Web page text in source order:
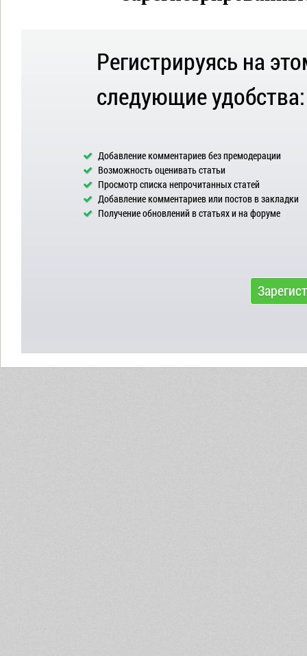
Регистрируясь на
следующие удобства:
Добавление комментариев без премодерации
Возможность оценивать статьи
Просмотр списка непрочитанных статей
Добавление комментариев или постов в закладки
Получение обновлений в статьях и на форуме